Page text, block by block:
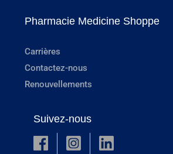
Pharmacie Medicine Shoppe
Carrières
Contactez-nous
Renouvellements
Suivez-nous